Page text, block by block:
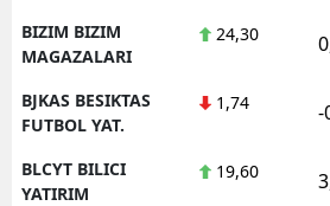
BIZIM BIZIM
MAGAZALARI
24,30
BJKAS BESIKTAS
FUTBOL YAT.
1,74 -
BLCYT BILICI
YATIRIM
19,60